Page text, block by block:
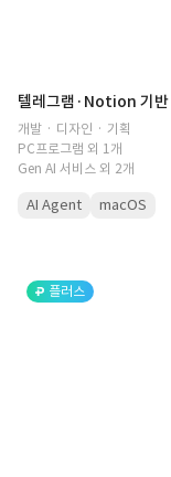
개발 · 디자인 · 기획
PC프로그램 외 1개
Gen AI 서비스 외 2개
AI Agent macOS
플러스